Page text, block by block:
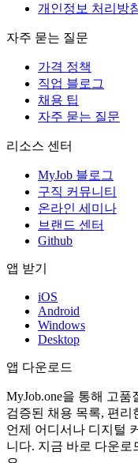
개인정보 처리방
자주 묻는 질문
가격 정책
직업 블로그
채용 팁
자주 묻는 질문
리소스 센터
MyJob 블로그
구직 커뮤니티
온라인 세미나
브랜드 센터
Github
앱 받기
iOS
Android
Windows
Desktop
앱 다운로드
MyJob.one을 통해 고
검증된 채용 목록, 편리
언제 어디서나 디지털
니다. 지금 바로 다운로